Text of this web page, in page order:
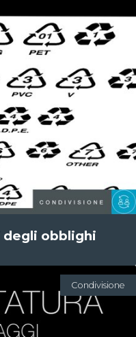
degli obblighi
Condivisione